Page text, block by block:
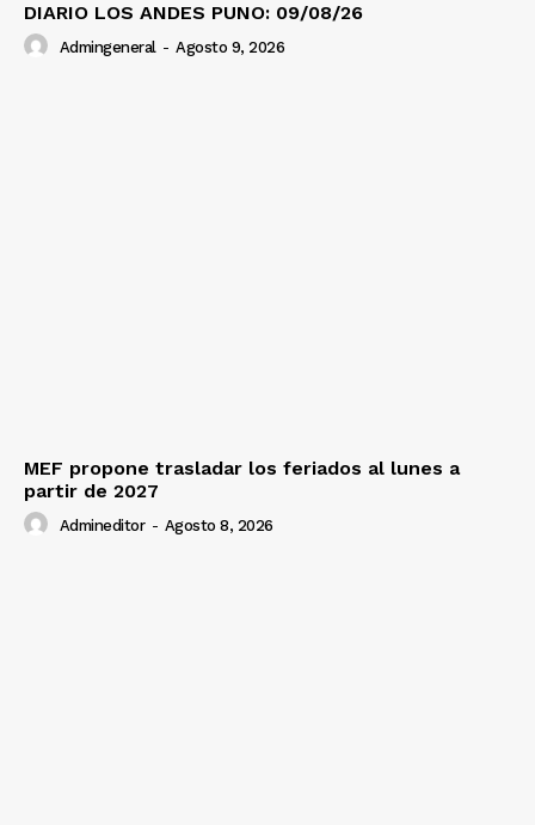
DIARIO LOS ANDES PUNO: 09/08/26
Admingeneral - Agosto 9, 2026
MEF propone trasladar los feriados al lunes a
partir de 2027
Admineditor - Agosto 8, 2026